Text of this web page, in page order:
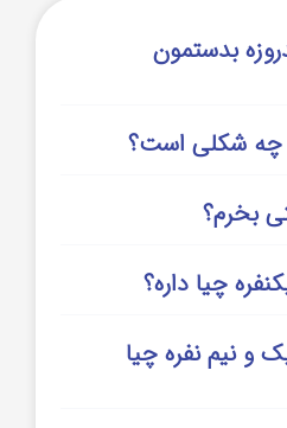
بدستمون
چه شکلی است؟
بخرم؟
چیا داره؟
نیم نفره چیا